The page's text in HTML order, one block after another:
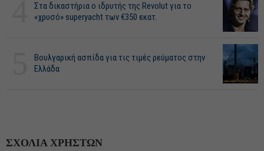
Στα δικαστήρια ο ιδρυτής της Revolut για το
«χρυσό» superyacht των €350 εκατ.
Βουλγαρική ασπίδα για τις τιμές ρεύματος στην
Ελλάδα
ΣΧΟΛΙΑ ΧΡΗΣΤΩΝ